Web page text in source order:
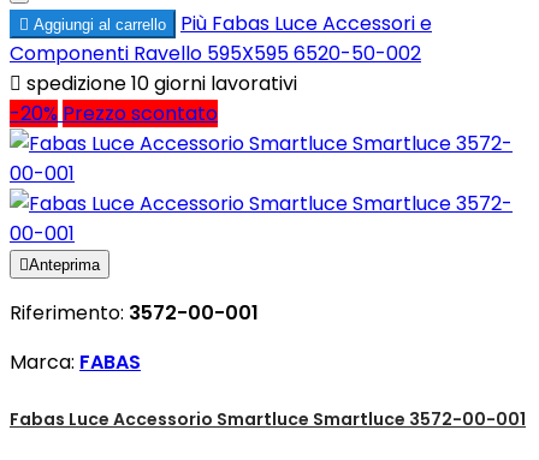
 Aggiungi al carrello Più Fabas Luce Accessori e
Componenti Ravello 595X595 6520-50-002
 spedizione 10 giorni lavorativi
-20% Prezzo scontato
Anteprima
Riferimento: 3572-00-001
Marca: FABAS
Fabas Luce Accessorio Smartluce Smartluce 3572-00-001